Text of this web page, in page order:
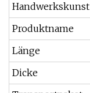
Handwerkskunst
Produktname
Länge
Dicke